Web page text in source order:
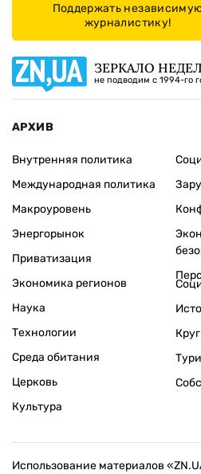
Поддержать
журналистику!
ЗЕРКАЛО
не подводим с 1994-го
АРХИВ
Внутренняя политика
Международная политика
Макроуровень
Энергорынок
Приватизация
Экономика регионов
Наука
Технологии
Среда обитания
Церковь
Культура
Использование материалов